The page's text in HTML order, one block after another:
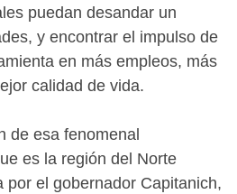
puedan desandar un
y encontrar el impulso de
en más empleos, más
calidad de vida.
de esa fenomenal
es la región del Norte
por el gobernador Capitanich,